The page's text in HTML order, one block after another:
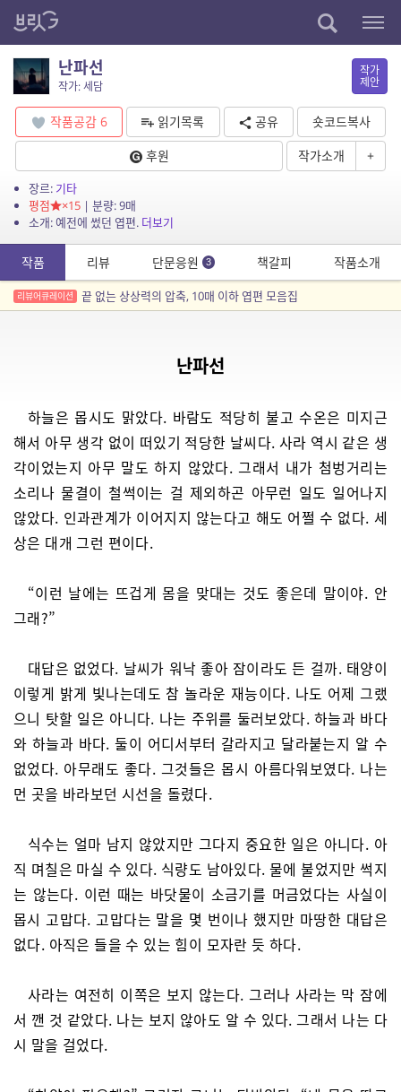
난파선
작가: 세담
작가
제안
작품공감 6 읽기목록 공유
숏코드복사
후원
작가소개 +
장르: 기타
평점
×15| 분량: 9매
소개: 예전에 썼던 엽편. 더보기
작품 리뷰 단문응원 3 책갈피 작품소개
리뷰어큐레이션 끝 없는 상상력의 압축, 10매 이하 엽편 모음집
난파선
하늘은 몹시도 맑았다. 바람도 적당히 불고 수온은 미지근
해서 아무 생각 없이 떠있기 적당한 날씨다. 사라 역시 같은 생
각이었는지 아무 말도 하지 않았다. 그래서 내가 첨벙거리는
소리나 물결이 철썩이는 걸 제외하곤 아무런 일도 일어나지
않았다. 인과관계가 이어지지 않는다고 해도 어쩔 수 없다. 세
상은 대개 그런 편이다.
“이런 날에는 뜨겁게 몸을 맞대는 것도 좋은데 말이야. 안
그래?”
대답은 없었다. 날씨가 워낙 좋아 잠이라도 든 걸까. 태양이
이렇게 밝게 빛나는데도 참 놀라운 재능이다. 나도 어제 그랬
으니 탓할 일은 아니다. 나는 주위를 둘러보았다. 하늘과 바다
와 하늘과 바다. 둘이 어디서부터 갈라지고 달라붙는지 알 수
없었다. 아무래도 좋다. 그것들은 몹시 아름다워보였다. 나는
먼 곳을 바라보던 시선을 돌렸다.
식수는 얼마 남지 않았지만 그다지 중요한 일은 아니다. 아
직 며칠은 마실 수 있다. 식량도 남아있다. 물에 불었지만 썩지
는 않는다. 이런 때는 바닷물이 소금기를 머금었다는 사실이
몹시 고맙다. 고맙다는 말을 몇 번이나 했지만 마땅한 대답은
없다. 아직은 들을 수 있는 힘이 모자란 듯 하다.
사라는 여전히 이쪽은 보지 않는다. 그러나 사라는 막 잠에
서 깬 것 같았다. 나는 보지 않아도 알 수 있다. 그래서 나는 다
시 말을 걸었다.